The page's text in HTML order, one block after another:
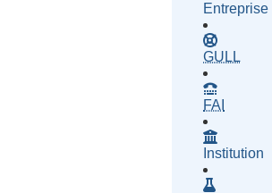
Entreprise
GULL
FAI
Institution